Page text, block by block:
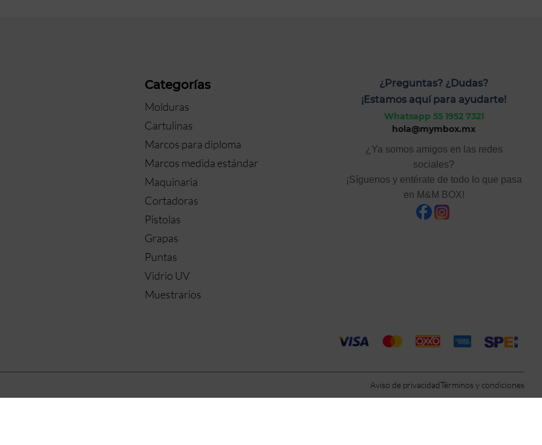
Categorías
Molduras
Cartulinas
Marcos para diploma
Marcos medida estándar
Maquinaria
Cortadoras
Pistolas
Grapas
Puntas
Vidrio UV
Muestrarios
¿Preguntas? ¿Dudas?
¡Estamos aquí para ayudarte!
Whatsapp 55 1952 7321
hola@mymbox.mx
¿Ya somos amigos en las redes
sociales?
¡Síguenos y entérate de todo lo que pasa
en M&M BOX!
Aviso de privacidadTérminos y condiciones